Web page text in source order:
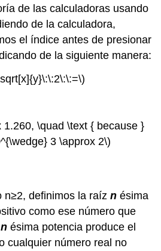
de las calculadoras usando
de la calculadora,
el índice antes de presionar
de la siguiente manera:
1.260, \quad \text { because }
3 \approx 2\)
n≥2, definimos la raízn ésima
como ese número que
n ésima potencia produce el
cualquier número real no